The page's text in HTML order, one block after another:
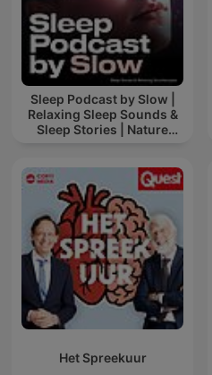
Sleep Podcast by Slow |
Relaxing Sleep Sounds &
Sleep Stories | Nature
Het Spreekuur